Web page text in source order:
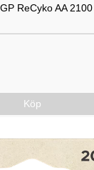
ReCyko AA
Köp